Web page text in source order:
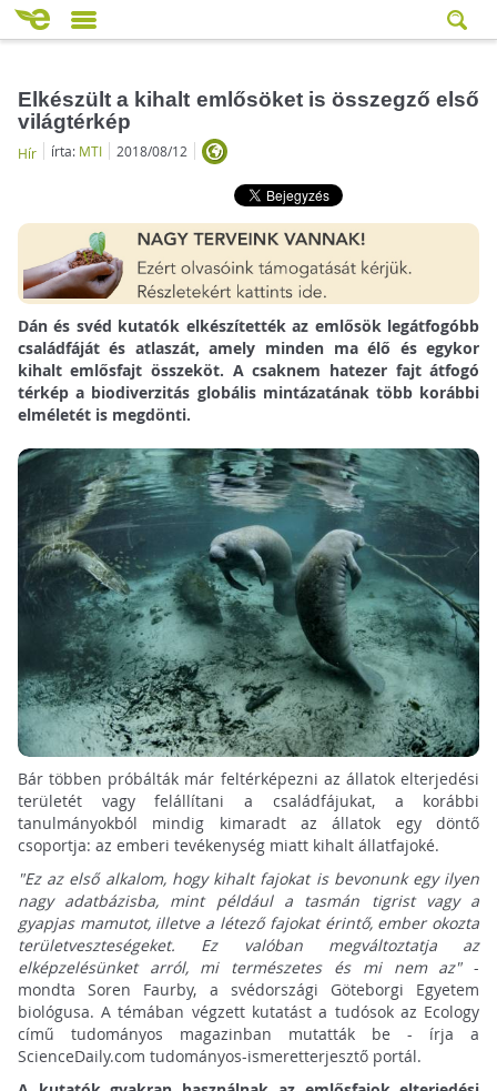
Elkészült a kihalt emlősöket is összegző első
világtérkép
Hír írta: MTI 2018/08/12
Dán és svéd kutatók elkészítették az emlősök legátfogóbb
családfáját és atlaszát, amely minden ma élő és egykor
kihalt emlősfajt összeköt. A csaknem hatezer fajt átfogó
térkép a biodiverzitás globális mintázatának több korábbi
elméletét is megdönti.
Bár többen próbálták már feltérképezni az állatok elterjedési
területét vagy felállítani a családfájukat, a korábbi
tanulmányokból mindig kimaradt az állatok egy döntő
csoportja: az emberi tevékenység miatt kihalt állatfajoké.
"Ez az első alkalom, hogy kihalt fajokat is bevonunk egy ilyen
nagy adatbázisba, mint például a tasmán tigrist vagy a
gyapjas mamutot, illetve a létező fajokat érintő, ember okozta
területveszteségeket. Ez valóban megváltoztatja az
elképzelésünket arról, mi természetes és mi nem az"-
mondta Soren Faurby, a svédországi Göteborgi Egyetem
biológusa. A témában végzett kutatást a tudósok az Ecology
című tudományos magazinban mutatták be - írja a
ScienceDaily.com tudományos-ismeretterjesztő portál.